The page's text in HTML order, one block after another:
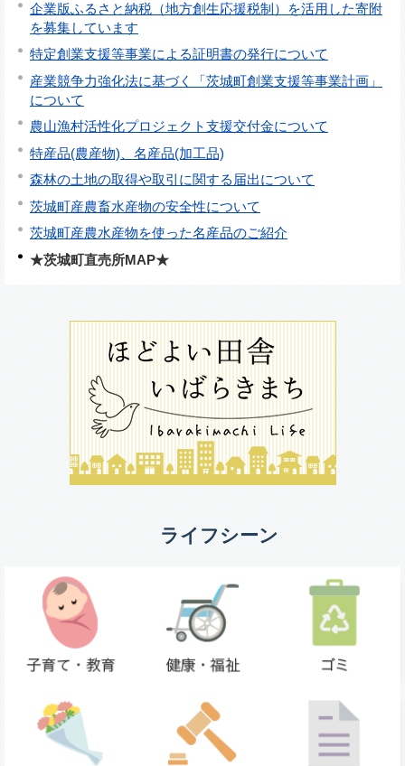
企業版ふるさと納税（地方創生応援税制）を活用した寄附
を募集しています
特定創業支援等事業による証明書の発行について
産業競争力強化法に基づく「茨城町創業支援等事業計画」
について
農山漁村活性化プロジェクト支援交付金について
特産品(農産物)、名産品(加工品)
森林の土地の取得や取引に関する届出について
茨城町産農畜水産物の安全性について
茨城町産農水産物を使った名産品のご紹介
★茨城町直売所MAP★
ライフシーン